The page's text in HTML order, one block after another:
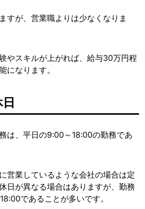
すが、営業職よりは少なくなりま
やスキルが上がれば、給与30万円程
になります。
は、平日の9:00～18:00の勤務であ
営業しているような会社の場合は定
日が異なる場合はありますが、勤務
であることが多いです。